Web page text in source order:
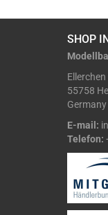
SHOP
55758
Germany
E-mail:
Telefon: